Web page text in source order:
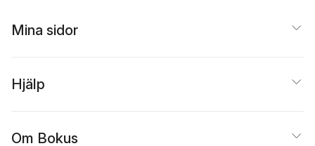
Mina sidor
Hjälp
Om Bokus